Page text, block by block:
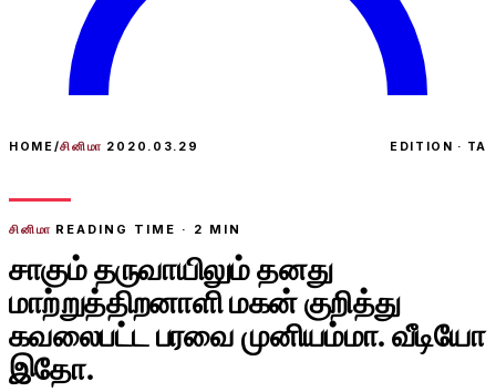
HOME/சினிமா 2020.03.29 EDITION · TA
சினிமா READING TIME · 2 MIN
சாகும் தருவாயிலும் தனது
மாற்றுத்திறனாளி மகன் குறித்து
கவலைபட்ட பரவை முனியம்மா. வீடியோ
இதோ.